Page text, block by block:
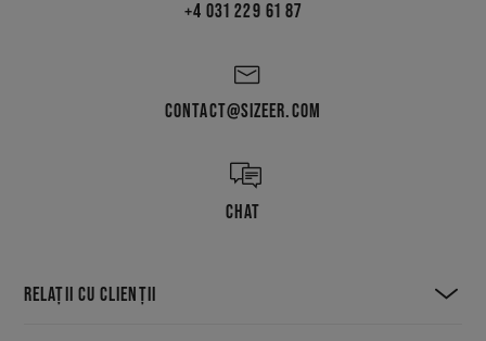
+4 031 229 61 87
CONTACT@SIZEER.COM
CHAT
RELAȚII CU CLIENȚII